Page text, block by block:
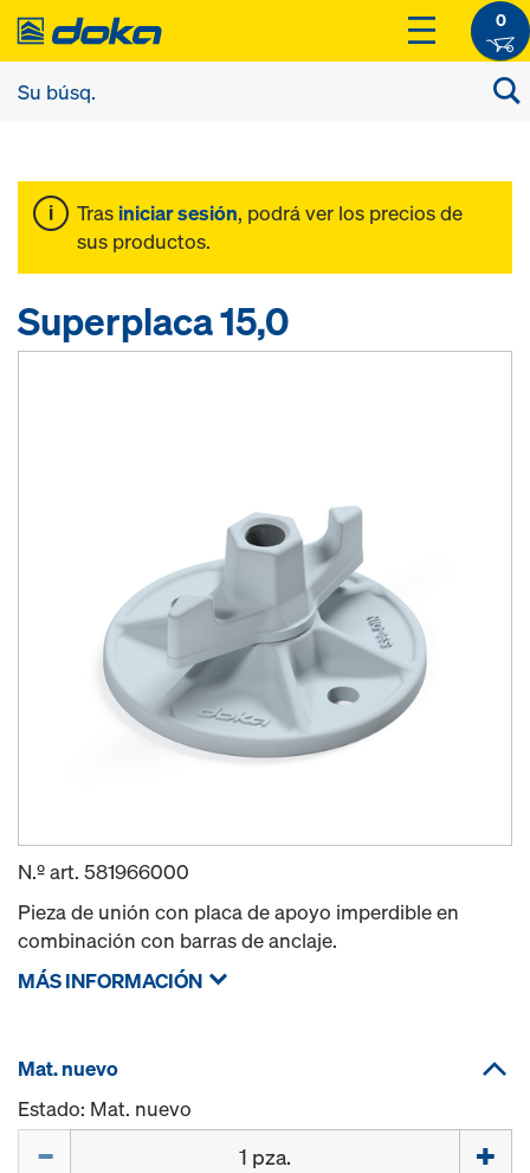
0
Tras iniciar sesión, podrá ver los precios de
sus productos.
Superplaca 15,0
N.º art. 581966000
Pieza de unión con placa de apoyo imperdible en
combinación con barras de anclaje.
MÁS INFORMACIÓN
Mat. nuevo
Estado: Mat. nuevo